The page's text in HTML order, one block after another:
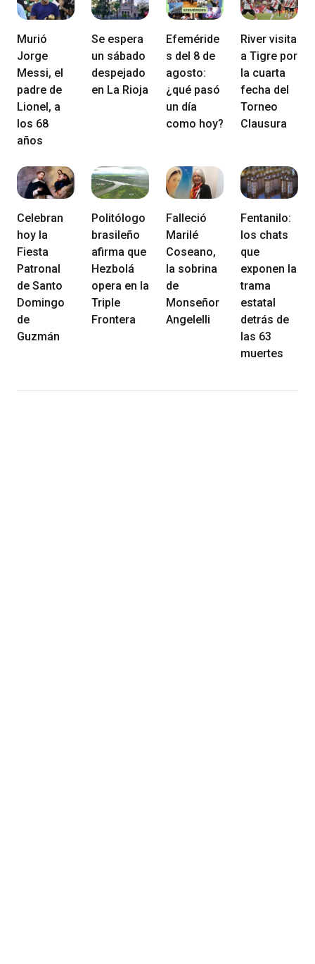
Murió
Jorge
Messi, el
padre de
Lionel, a
los 68
años
Se espera
un sábado
despejado
en La Rioja
Efeméride
s del 8 de
agosto:
¿qué pasó
un día
como hoy?
River visita
a Tigre por
la cuarta
fecha del
Torneo
Clausura
Celebran
hoy la
Fiesta
Patronal
de Santo
Domingo
de
Guzmán
Politólogo
brasileño
afirma que
Hezbolá
opera en la
Triple
Frontera
Falleció
Marilé
Coseano,
la sobrina
de
Monseñor
Angelelli
Fentanilo:
los chats
que
exponen la
trama
estatal
detrás de
las 63
muertes